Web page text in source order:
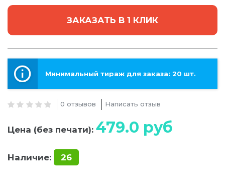
ЗАКАЗАТЬ В 1 КЛИК
Минимальный тираж для заказа: 20 шт.
0 отзывов Написать отзыв
Цена (без печати): 479.0 руб
Наличие: 26